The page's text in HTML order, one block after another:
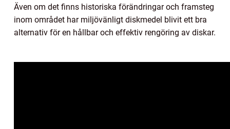
Även om det finns historiska förändringar och framsteg
inom området har miljövänligt diskmedel blivit ett bra
alternativ för en hållbar och effektiv rengöring av diskar.